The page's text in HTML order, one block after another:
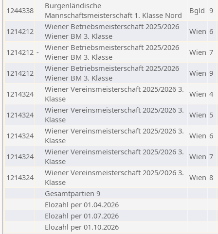
1244338
Burgenländische
Mannschaftsmeisterschaft 1. Klasse Nord
Bgld 9
1214212
Wiener Betriebsmeisterschaft 2025/2026
Wiener BM 3. Klasse
Wien 6
1214212 -
Wiener Betriebsmeisterschaft 2025/2026
Wiener BM 3. Klasse
Wien 7
1214212
Wiener Betriebsmeisterschaft 2025/2026
Wiener BM 3. Klasse
Wien 9
1214324
Wiener Vereinsmeisterschaft 2025/2026 3.
Klasse
Wien 4
1214324
Wiener Vereinsmeisterschaft 2025/2026 3.
Klasse
Wien 5
1214324
Wiener Vereinsmeisterschaft 2025/2026 3.
Klasse
Wien 6
1214324
Wiener Vereinsmeisterschaft 2025/2026 3.
Klasse
Wien 7
1214324
Wiener Vereinsmeisterschaft 2025/2026 3.
Klasse
Wien 8
Gesamtpartien 9
Elozahl per 01.04.2026
Elozahl per 01.07.2026
Elozahl per 01.10.2026